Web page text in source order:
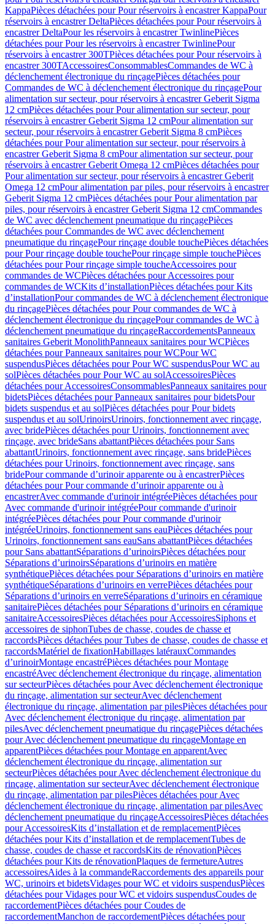
KappaPièces détachées pour Pour réservoirs à encastrer KappaPour
réservoirs à encastrer DeltaPièces détachées pour Pour réservoirs à
encastrer DeltaPour les réservoirs à encastrer TwinlinePièces
détachées pour Pour les réservoirs à encastrer TwinlinePour
réservoirs à encastrer 300TPièces détachées pour Pour réservoirs à
encastrer 300TAccessoiresConsommablesCommandes de WC à
déclenchement électronique du rinçagePièces détachées pour
Commandes de WC à déclenchement électronique du rinçagePour
alimentation sur secteur, pour réservoirs à encastrer Geberit Sigma
12 cmPièces détachées pour Pour alimentation sur secteur, pour
réservoirs à encastrer Geberit Sigma 12 cmPour alimentation sur
secteur, pour réservoirs à encastrer Geberit Sigma 8 cmPièces
détachées pour Pour alimentation sur secteur, pour réservoirs à
encastrer Geberit Sigma 8 cmPour alimentation sur secteur, pour
réservoirs à encastrer Geberit Omega 12 cmPièces détachées pour
Pour alimentation sur secteur, pour réservoirs à encastrer Geberit
Omega 12 cmPour alimentation par piles, pour réservoirs à encastrer
Geberit Sigma 12 cmPièces détachées pour Pour alimentation par
piles, pour réservoirs à encastrer Geberit Sigma 12 cmCommandes
de WC avec déclenchement pneumatique du rinçagePièces
détachées pour Commandes de WC avec déclenchement
pneumatique du rinçagePour rinçage double touchePièces détachées
pour Pour rinçage double touchePour rinçage simple touchePièces
détachées pour Pour rinçage simple toucheAccessoires pour
commandes de WCPièces détachées pour Accessoires pour
commandes de WCKits d’installationPièces détachées pour Kits
d’installationPour commandes de WC à déclenchement électronique
du rinçagePièces détachées pour Pour commandes de WC à
déclenchement électronique du rinçagePour commandes de WC à
déclenchement pneumatique du rinçageRaccordementsPanneaux
sanitaires Geberit MonolithPanneaux sanitaires pour WCPièces
détachées pour Panneaux sanitaires pour WCPour WC
suspendusPièces détachées pour Pour WC suspendusPour WC au
solPièces détachées pour Pour WC au solAccessoiresPièces
détachées pour AccessoiresConsommablesPanneaux sanitaires pour
bidetsPièces détachées pour Panneaux sanitaires pour bidetsPour
bidets suspendus et au solPièces détachées pour Pour bidets
suspendus et au solUrinoirsUrinoirs, fonctionnement avec rinçage,
avec bridePièces détachées pour Urinoirs, fonctionnement avec
rinçage, avec brideSans abattantPièces détachées pour Sans
abattantUrinoirs, fonctionnement avec rinçage, sans bridePièces
détachées pour Urinoirs, fonctionnement avec rinçage, sans
bridePour commande d’urinoir apparente ou à encastrerPièces
détachées pour Pour commande d’urinoir apparente ou à
encastrerAvec commande d'urinoir intégréePièces détachées pour
Avec commande d'urinoir intégréePour commande d'urinoir
intégréePièces détachées pour Pour commande d'urinoir
intégréeUrinoirs, fonctionnement sans eauPièces détachées pour
Urinoirs, fonctionnement sans eauSans abattantPièces détachées
pour Sans abattantSéparations d’urinoirsPièces détachées pour
Séparations d’urinoirsSéparations d’urinoirs en matière
synthétiquePièces détachées pour Séparations d’urinoirs en matière
synthétiqueSéparations d’urinoirs en verrePièces détachées pour
Séparations d’urinoirs en verreSéparations d’urinoirs en céramique
sanitairePièces détachées pour Séparations d’urinoirs en céramique
sanitaireAccessoiresPièces détachées pour AccessoiresSiphons et
accessoires de siphonTubes de chasse, coudes de chasse et
raccordsPièces détachées pour Tubes de chasse, coudes de chasse et
raccordsMatériel de fixationHabillages latérauxCommandes
dʼurinoirMontage encastréPièces détachées pour Montage
encastréAvec déclenchement électronique du rinçage, alimentation
sur secteurPièces détachées pour Avec déclenchement électronique
du rinçage, alimentation sur secteurAvec déclenchement
électronique du rinçage, alimentation par pilesPièces détachées pour
Avec déclenchement électronique du rinçage, alimentation par
pilesAvec déclenchement pneumatique du rinçagePièces détachées
pour Avec déclenchement pneumatique du rinçageMontage en
apparentPièces détachées pour Montage en apparentAvec
déclenchement électronique du rinçage, alimentation sur
secteurPièces détachées pour Avec déclenchement électronique du
rinçage, alimentation sur secteurAvec déclenchement électronique
du rinçage, alimentation par pilesPièces détachées pour Avec
déclenchement électronique du rinçage, alimentation par pilesAvec
déclenchement pneumatique du rinçageAccessoiresPièces détachées
pour AccessoiresKits d’installation et de remplacementPièces
détachées pour Kits d’installation et de remplacementTubes de
chasse, coudes de chasse et raccordsKits de rénovationPièces
détachées pour Kits de rénovationPlaques de fermetureAutres
accessoiresAides à la commandeRaccordements des appareils pour
WC, urinoirs et bidetsVidages pour WC et vidoirs suspendusPièces
détachées pour Vidages pour WC et vidoirs suspendusCoudes de
raccordementPièces détachées pour Coudes de
raccordementManchon de raccordementPièces détachées pour